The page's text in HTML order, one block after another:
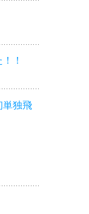
！
単独飛